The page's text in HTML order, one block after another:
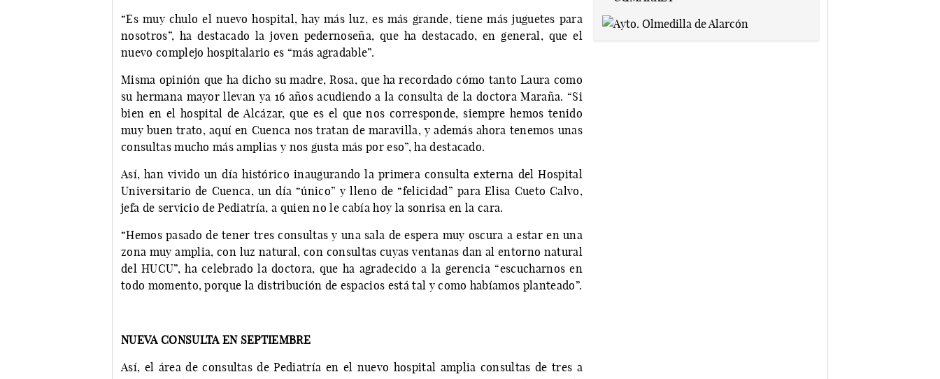
“Es muy chulo el nuevo hospital, hay más luz, es más grande, tiene más juguetes para
nosotros”, ha destacado la joven pedernoseña, que ha destacado, en general, que el
nuevo complejo hospitalario es “más agradable”.
Misma opinión que ha dicho su madre, Rosa, que ha recordado cómo tanto Laura como
su hermana mayor llevan ya 16 años acudiendo a la consulta de la doctora Maraña. “Si
bien en el hospital de Alcázar, que es el que nos corresponde, siempre hemos tenido
muy buen trato, aquí en Cuenca nos tratan de maravilla, y además ahora tenemos unas
consultas mucho más amplias y nos gusta más por eso”, ha destacado.
Así, han vivido un día histórico inaugurando la primera consulta externa del Hospital
Universitario de Cuenca, un día “único” y lleno de “felicidad” para Elisa Cueto Calvo,
jefa de servicio de Pediatría, a quien no le cabía hoy la sonrisa en la cara.
“Hemos pasado de tener tres consultas y una sala de espera muy oscura a estar en una
zona muy amplia, con luz natural, con consultas cuyas ventanas dan al entorno natural
del HUCU”, ha celebrado la doctora, que ha agradecido a la gerencia “escucharnos en
todo momento, porque la distribución de espacios está tal y como habíamos planteado”.
NUEVA CONSULTA EN SEPTIEMBRE
Así, el área de consultas de Pediatría en el nuevo hospital amplia consultas de tres a